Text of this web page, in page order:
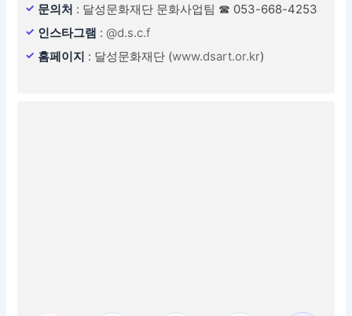
문의처 : 달성문화재단 문화사업팀 ☎ 053-668-4253
인스타그램 :@d.s.c.f
홈페이지 : 달성문화재단 (www.dsart.or.kr)